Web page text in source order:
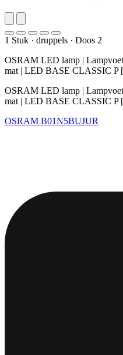
1 Stuk · druppels · Doos 2
OSRAM LED lamp |
mat | LED BASE CLASSIC P
OSRAM LED lamp |
mat | LED BASE CLASSIC P
OSRAM B01N5BUJUR